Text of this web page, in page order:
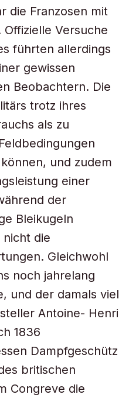
die Franzosen mit
Offizielle Versuche
führten allerdings
gewissen
Beobachtern. Die
trotz ihres
als zu
und zudem
einer
der
Bleikugeln
die
Gleichwohl
noch jahrelang
und der damals viel
Antoine- Henri
1836
Dampfgeschütz
britischen
Congreve die